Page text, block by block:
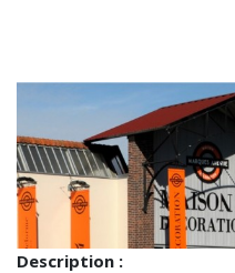
Description :